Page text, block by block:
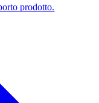
prodotto.